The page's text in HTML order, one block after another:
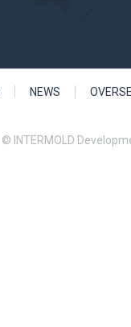
NEWS
© INTERMOLD